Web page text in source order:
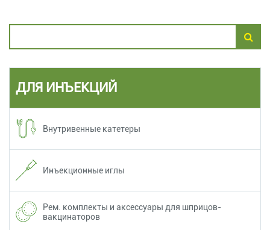
ДЛЯ ИНЪЕКЦИЙ
Внутривенные катетеры
Инъекционные иглы
Рем. комплекты и аксессуары для шприцов-
вакцинаторов